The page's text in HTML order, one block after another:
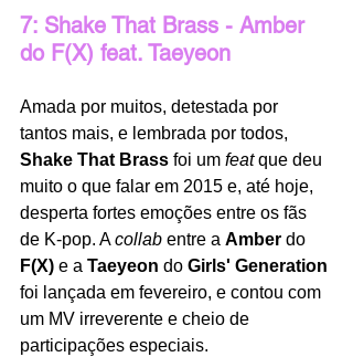
7: Shake That Brass - Amber
do F(X) feat. Taeyeon
Amada por muitos, detestada por
tantos mais, e lembrada por todos,
Shake That Brass foi um feat que deu
muito o que falar em 2015 e, até hoje,
desperta fortes emoções entre os fãs
de K-pop. A collab entre a Amber do
F(X) e a Taeyeon do Girls' Generation
foi lançada em fevereiro, e contou com
um MV irreverente e cheio de
participações especiais.